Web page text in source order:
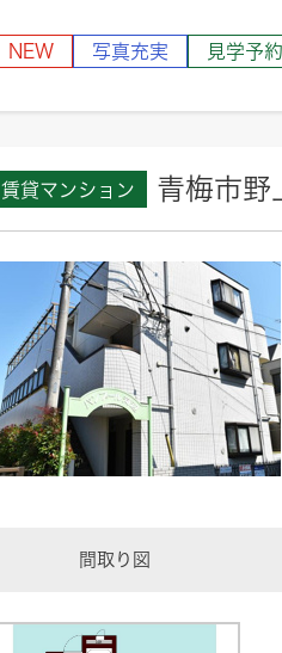
NEW 写真充実 見学予
賃貸マンション 青梅市野
間取り図